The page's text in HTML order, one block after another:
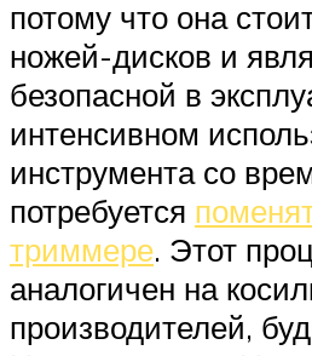
потому что она
ножей-дисков и
безопасной в
интенсивном
инструмента со
потребуется
триммере. Этот
аналогичен на
производителей,